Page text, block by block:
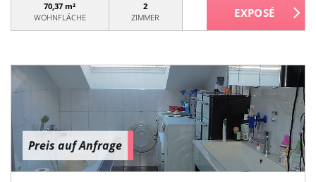
70,37 m²
WOHNFLÄCHE
2
ZIMMER
Preis auf Anfrage